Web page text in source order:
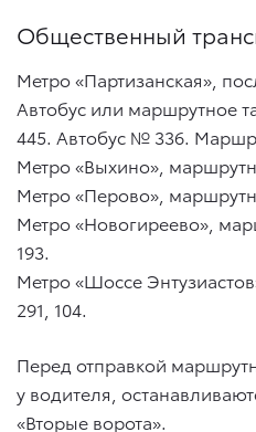
Общественный
Метро «Партизанская»,
Автобус или маршрутное
445. Автобус № 336.
Метро «Выхино»,
Метро «Перово»,
Метро «Новогиреево»,
193.
Метро «Шоссе
291, 104.
Перед отправкой
у водителя,
«Вторые ворота».